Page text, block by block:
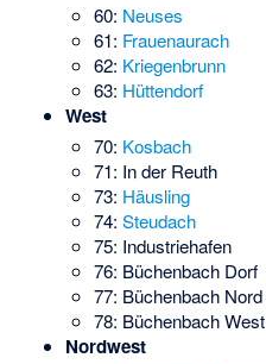
60: Neuses
61: Frauenaurach
62: Kriegenbrunn
63: Hüttendorf
West
70: Kosbach
71: In der Reuth
73: Häusling
74:Steudach
75: Industriehafen
76: Büchenbach Dorf
77: Büchenbach Nord
78: Büchenbach West
Nordwest